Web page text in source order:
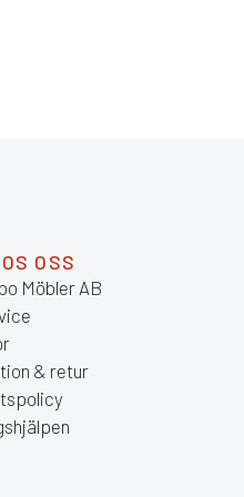
OSS
Möbler AB
& retur